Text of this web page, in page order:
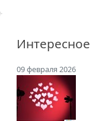
Интересное
09 февраля 2026